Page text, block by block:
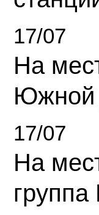
17/07
На
Южной
17/07
На